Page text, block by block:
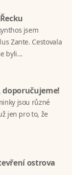
jsem
Zante. Cestovala
byli...
doporučujeme!
jsou různé
jen pro to, že
ostrova